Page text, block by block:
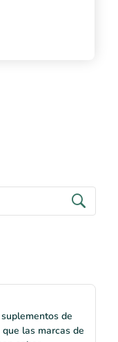
de
las marcas de